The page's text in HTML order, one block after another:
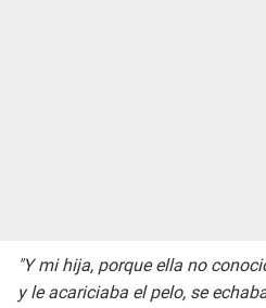
"Y mi hija, porque ella no
y le acariciaba el pelo, se